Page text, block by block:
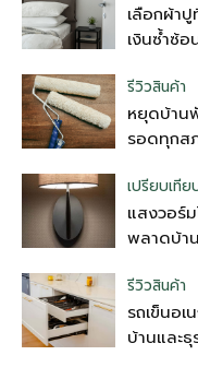
เลือกผ้า
เงินซ้ำซ้
รีวิวสินค้า
หยุดบ้าน
รอดทุกส
เปรียบเที
แสงวอร์
พลาดบ้า
รีวิวสินค้า
รถเข็นอ
บ้านและ